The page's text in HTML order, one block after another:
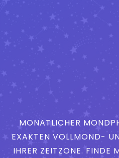
MONATLICHER
EXAKTEN VOLLMOND-
IHRER ZEITZONE. FINDE